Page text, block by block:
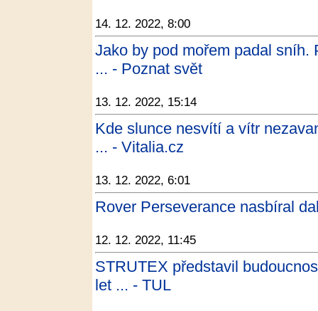
14. 12. 2022, 8:00
Jako by pod mořem padal sníh.
... - Poznat svět
13. 12. 2022, 15:14
Kde slunce nesvítí a vítr
... - Vitalia.cz
13. 12. 2022, 6:01
Rover Perseverance nasbíral
12. 12. 2022, 11:45
STRUTEX představil
let ... - TUL